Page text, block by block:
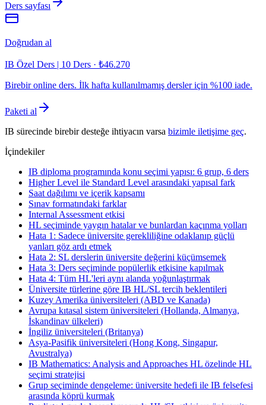
Ders sayfası
Doğrudan al
IB Özel Ders | 10 Ders · ₺46.270
Birebir online ders. İlk hafta kullanılmamış dersler için %100 iade.
Paketi al
IB sürecinde birebir desteğe ihtiyacın varsa bizimle iletişime geç.
İçindekiler
IB diploma programında konu seçimi yapısı: 6 grup, 6 ders
Higher Level ile Standard Level arasındaki yapısal fark
Saat dağılımı ve içerik kapsamı
Sınav formatındaki farklar
Internal Assessment etkisi
HL seçiminde yaygın hatalar ve bunlardan kaçınma yolları
Hata 1: Sadece üniversite gerekliliğine odaklanıp güçlü
yanları göz ardı etmek
Hata 2: SL derslerin üniversite değerini küçümsemek
Hata 3: Ders seçiminde popülerlik etkisine kapılmak
Hata 4: Tüm HL'leri aynı alanda yoğunlaştırmak
Üniversite türlerine göre IB HL/SL tercih beklentileri
Kuzey Amerika üniversiteleri (ABD ve Kanada)
Avrupa kıtasal sistem üniversiteleri (Hollanda, Almanya,
İskandinav ülkeleri)
İngiliz üniversiteleri (Britanya)
Asya-Pasifik üniversiteleri (Hong Kong, Singapur,
Avustralya)
IB Mathematics: Analysis and Approaches HL özelinde HL
seçimi stratejisi
Grup seçiminde dengeleme: üniversite hedefi ile IB felsefesi
arasında köprü kurmak